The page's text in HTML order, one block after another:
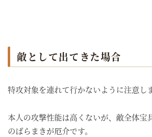
敵として出てきた場合
特攻対象を連れて行かないように注意し
本人の攻撃性能は高くないが、敵全体宝
のばらまきが厄介です。